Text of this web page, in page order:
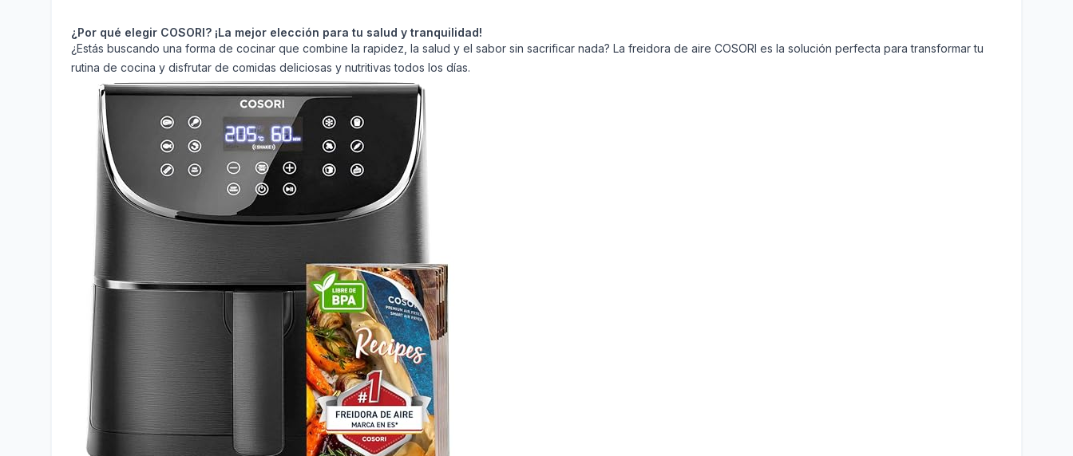
¿Por qué elegir COSORI? ¡La mejor elección para tu salud y tranquilidad!
¿Estás buscando una forma de cocinar que combine la rapidez, la salud y el sabor sin sacrificar nada? La freidora de aire COSORI es la solución perfecta para transformar tu
rutina de cocina y disfrutar de comidas deliciosas y nutritivas todos los días.